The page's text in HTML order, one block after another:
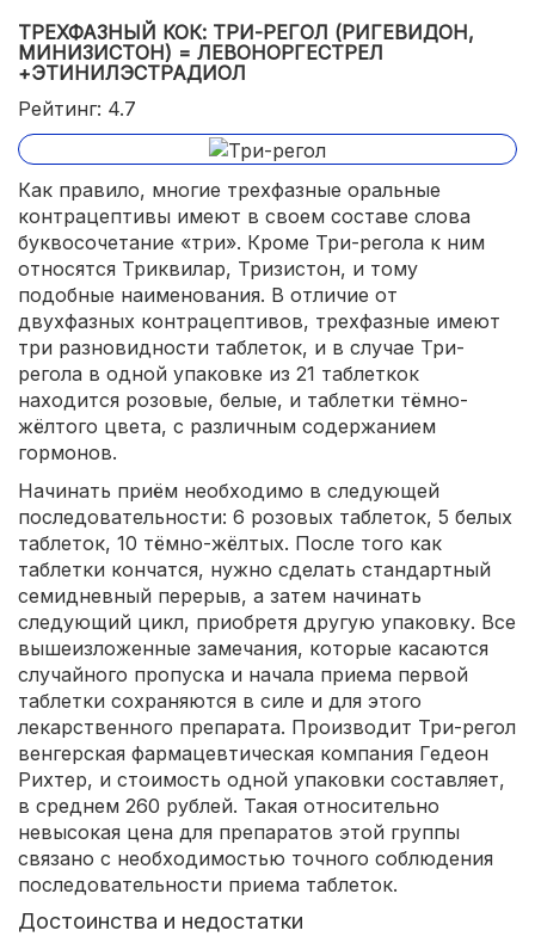
ТРЕХФАЗНЫЙ КОК: ТРИ-РЕГОЛ (РИГЕВИДОН,
МИНИЗИСТОН) = ЛЕВОНОРГЕСТРЕЛ
+ЭТИНИЛЭСТРАДИОЛ
Рейтинг: 4.7
Как правило, многие трехфазные оральные
контрацептивы имеют в своем составе слова
буквосочетание «три». Кроме Три-регола к ним
относятся Триквилар, Тризистон, и тому
подобные наименования. В отличие от
двухфазных контрацептивов, трехфазные имеют
три разновидности таблеток, и в случае Три-
регола в одной упаковке из 21 таблеткок
находится розовые, белые, и таблетки тёмно-
жёлтого цвета, с различным содержанием
гормонов.
Начинать приём необходимо в следующей
последовательности: 6 розовых таблеток, 5 белых
таблеток, 10 тёмно-жёлтых. После того как
таблетки кончатся, нужно сделать стандартный
семидневный перерыв, а затем начинать
следующий цикл, приобретя другую упаковку. Все
вышеизложенные замечания, которые касаются
случайного пропуска и начала приема первой
таблетки сохраняются в силе и для этого
лекарственного препарата. Производит Три-регол
венгерская фармацевтическая компания Гедеон
Рихтер, и стоимость одной упаковки составляет,
в среднем 260 рублей. Такая относительно
невысокая цена для препаратов этой группы
связано с необходимостью точного соблюдения
последовательности приема таблеток.
Достоинства и недостатки